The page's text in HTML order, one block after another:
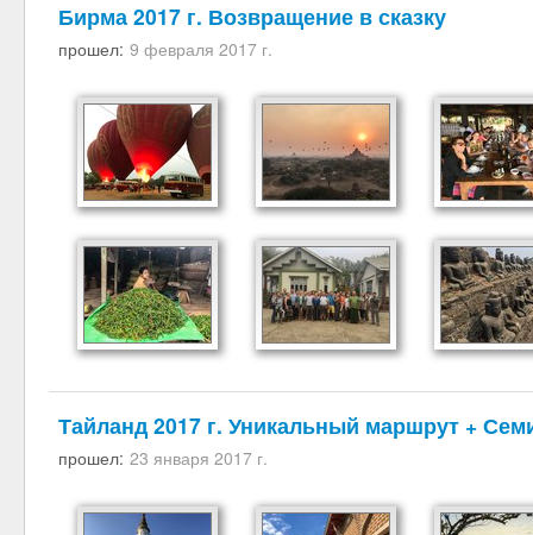
Бирма 2017 г. Возвращение в сказку
прошел: 9 февраля 2017 г.
Тайланд 2017 г. Уникальный маршрут +
прошел: 23 января 2017 г.